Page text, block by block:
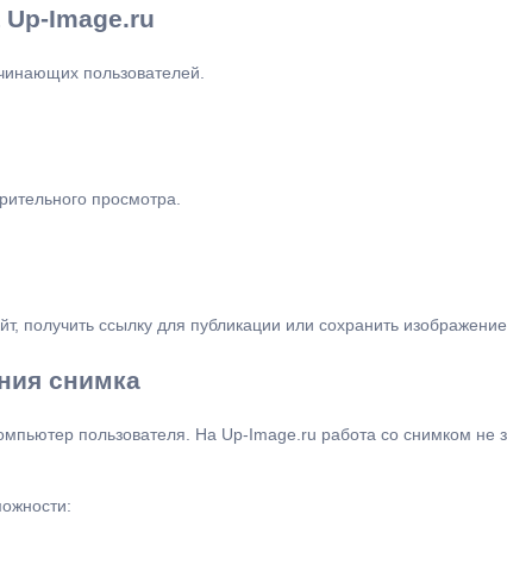
Up-Image.ru
пользователей.
просмотра.
получить ссылку для публикации или сохранить изображение
снимка
пользователя. На Up-Image.ru работа со снимком не